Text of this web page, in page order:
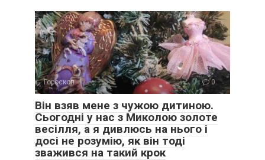
Гороскоп 0
Він взяв мене з чужою дитиною.
Сьогодні у нас з Миколою золоте
весілля, а я дивлюсь на нього і
досі не розумію, як він тоді
зважився на такий крок